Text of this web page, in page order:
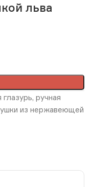
льва
ручная
ушки из нержавеющей